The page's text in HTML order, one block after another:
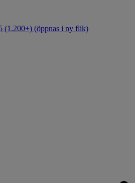
(1.200+) (öppnas i ny flik)